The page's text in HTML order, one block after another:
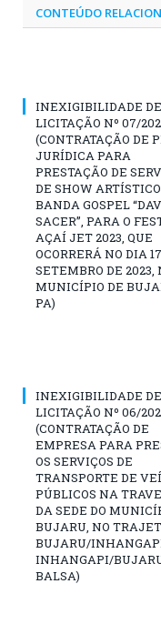
CONTEÚDO
INEXIGIBILIDADE DE
LICITAÇÃO Nº 07/
(CONTRATAÇÃO DE
JURÍDICA PARA
PRESTAÇÃO DE
DE SHOW
BANDA GOSPEL
SACER”, PARA O
AÇAÍ JET 2023, QUE
OCORRERÁ NO DIA
SETEMBRO DE 2023,
MUNICÍPIO DE
PA)
INEXIGIBILIDADE DE
LICITAÇÃO Nº 06/
(CONTRATAÇÃO DE
EMPRESA PARA
OS SERVIÇOS DE
TRANSPORTE DE
PÚBLICOS NA
DA SEDE DO
BUJARU, NO
BUJARU/
INHANGAPI/
BALSA)